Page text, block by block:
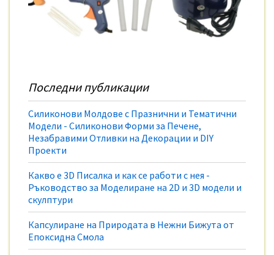
Последни публикации
Силиконови Молдове с Празнични и Тематични
Модели - Силиконови Форми за Печене,
Незабравими Отливки на Декорации и DIY
Проекти
Какво е 3D Писалка и как се работи с нея -
Ръководство за Моделиране на 2D и 3D модели и
скулптури
Капсулиране на Природата в Нежни Бижута от
Епоксидна Смола